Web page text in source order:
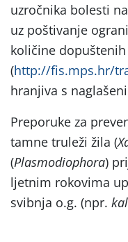
uzročnika bolesti
uz poštivanje
količine
(http://fis.mps.hr/
hranjiva s
Preporuke za
tamne truleži žila (
(Plasmodiophora)
ljetnim rokovima
svibnja o.g. (npr.